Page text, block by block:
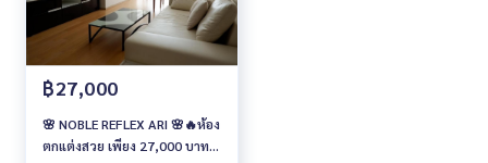
฿27,000
🌸 NOBLE REFLEX ARI 🌸🔥ห้อง
ตกแต่งสวย เพียง 27,000 บาท/